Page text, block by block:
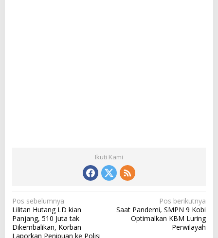
Ikuti Kami
N
a
v
Pos sebelumnya
Lilitan Hutang LD kian
Panjang, 510 Juta tak
Dikembalikan, Korban
Laporkan Penipuan ke Polisi
Pos berikutnya
Saat Pandemi, SMPN 9 Kobi
Optimalkan KBM Luring
Perwilayah